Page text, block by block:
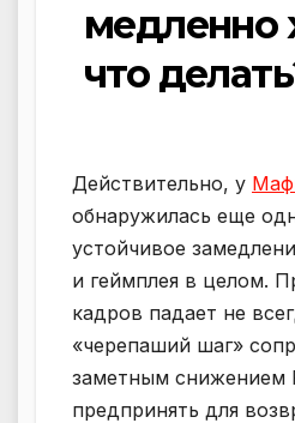
медленно
что
Действительно, у
обнаружилась еще
устойчивое
и геймплея в целом.
кадров падает не
«черепаший шаг»
заметным снижением
предпринять для